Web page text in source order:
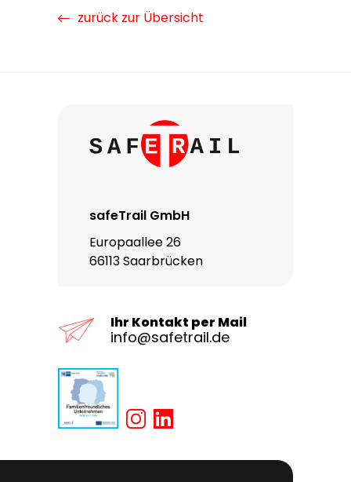
zurück zur Übersicht
safeTrail GmbH
Europaallee 26
66113 Saarbrücken
Ihr Kontakt per Mail
info@safetrail.de